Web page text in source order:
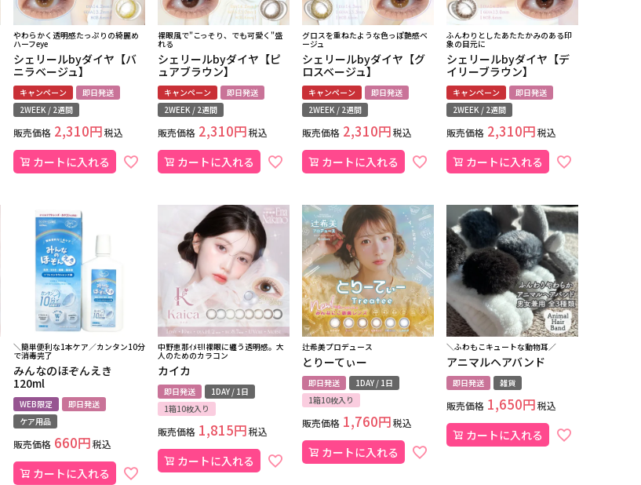
やわらかく透明感たっぷりの綺麗め
ハーフeye
シェリールbyダイヤ【バ
ニラベージュ】
キャンペーン
即日発送
2WEEK / 2週間
販売価格 2,310 税込
カートに入れる
裸眼風で"こっそり、でも可愛く"盛
れる
シェリールbyダイヤ【ピ
ュアブラウン】
キャンペーン
即日発送
2WEEK / 2週間
販売価格 2,310 税込
カートに入れる
グロスを重ねたような色っぽ艶感ベ
ージュ
シェリールbyダイヤ【グ
ロスベージュ】
キャンペーン
即日発送
2WEEK / 2週間
販売価格 2,310 税込
カートに入れる
ふんわりとしたあたたかみのある印
象の目元に
シェリールbyダイヤ【デ
イリーブラウン】
キャンペーン
即日発送
2WEEK / 2週間
販売価格 2,310 税込
カートに入れる
＼簡単便利な1本ケア／カンタン10分
で消毒完了
みんなのほぞんえき
120ml
WEB限定
即日発送
ケア用品
販売価格 660 税込
カートに入れる
中野恵那ｲﾒﾓ!!裸眼に纏う透明感。大
人のためのカラコン
カイカ
即日発送
1DAY / 1日
1箱10枚入り
販売価格 1,815 税込
カートに入れる
辻希美プロデュース
とりーてぃー
即日発送
1DAY / 1日
1箱10枚入り
販売価格 1,760 税込
カートに入れる
＼ふわもこキュートな動物耳／
アニマルヘアバンド
即日発送 雑貨
販売価格 1,650 税込
カートに入れる